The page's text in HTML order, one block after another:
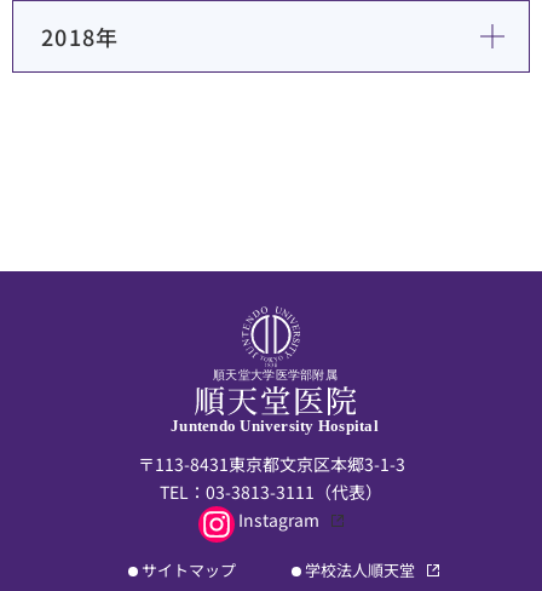
2018年
順天堂大学医学部附属
Juntendo University Hospital
〒113-8431東京都文京区本郷3-1-3
TEL： 03-3813-3111 （代表）
Instagram
サイトマップ
学校法人順天堂